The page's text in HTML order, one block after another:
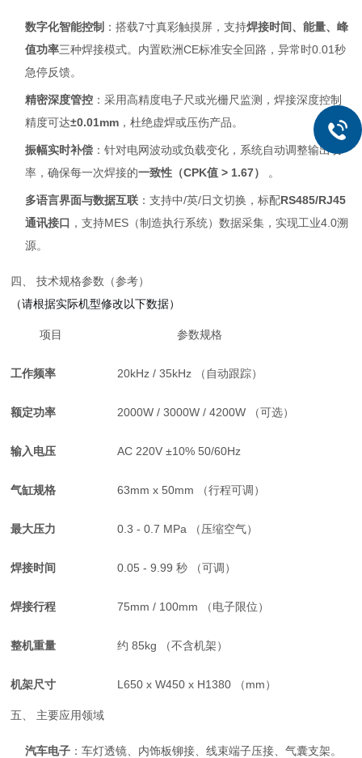
数字化智能控制 ：搭载7寸真彩触摸屏，支持焊接时间、能量、峰
值功率三种焊接模式。内置欧洲CE标准安全回路，异常时0.01秒
急停反馈。
精密深度管控 ：采用高精度电子尺或光栅尺监测，焊接深度控制
精度可达±0.01mm ，杜绝虚焊或压伤产品。
振幅实时补偿 ：针对电网波动或负载变化，系统自动调整输出功
率，确保每一次焊接的一致性（CPK值 > 1.67） 。
多语言界面与数据互联 ：支持中/英/日文切换，标配RS485/RJ45
通讯接口 ，支持MES（制造执行系统）数据采集，实现工业4.0溯
源。
四、 技术规格参数（参考）
（请根据实际机型修改以下数据）
项目 参数规格
工作频率 20kHz / 35kHz （自动跟踪）
额定功率 2000W / 3000W / 4200W （可选）
输入电压 AC 220V ±10% 50/60Hz
气缸规格 63mm x 50mm （行程可调）
最大压力 0.3 - 0.7 MPa （压缩空气）
焊接时间 0.05 - 9.99 秒 （可调）
焊接行程 75mm / 100mm （电子限位）
整机重量 约 85kg （不含机架）
机架尺寸 L650 x W450 x H1380 （mm）
五、 主要应用领域
汽车电子 ：车灯透镜、内饰板铆接、线束端子压接、气囊支架。